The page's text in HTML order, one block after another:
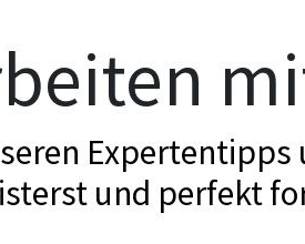
Expertentipps
und perfekt